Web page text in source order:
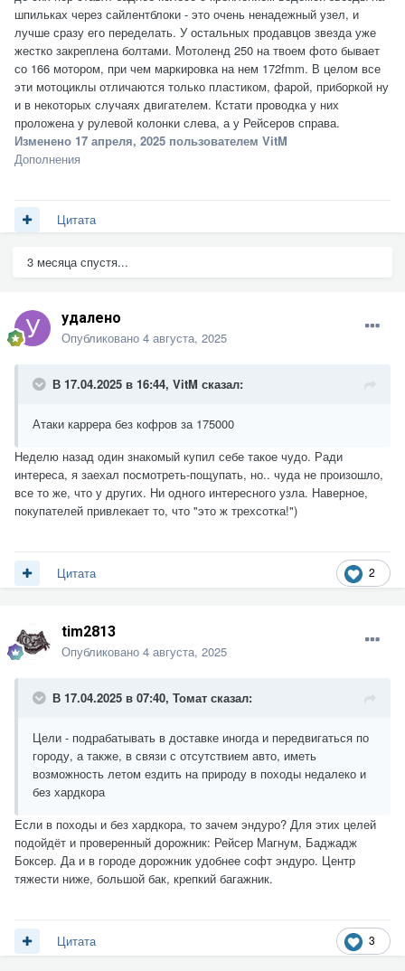
шпильках через сайлентблоки - это очень ненадежный узел, и
лучше сразу его переделать. У остальных продавцов звезда уже
жестко закреплена болтами. Мотоленд 250 на твоем фото бывает
со 166 мотором, при чем маркировка на нем 172fmm. В целом все
эти мотоциклы отличаются только пластиком, фарой, приборкой ну
и в некоторых случаях двигателем. Кстати проводка у них
проложена у рулевой колонки слева, а у Рейсеров справа.
Изменено 17 апреля, 2025 пользователем VitM
Дополнения
Цитата
3 месяца спустя...
удалено
Опубликовано 4 августа, 2025
В 17.04.2025 в 16:44, VitM сказал:
Атаки каррера без кофров за 175000
Неделю назад один знакомый купил себе такое чудо. Ради
интереса, я заехал посмотреть-пощупать, но.. чуда не произошло,
все то же, что у других. Ни одного интересного узла. Наверное,
покупателей привлекает то, что "это ж трехсотка!")
2
Цитата
tim2813
Опубликовано 4 августа, 2025
В 17.04.2025 в 07:40, Томат сказал:
Цели - подрабатывать в доставке иногда и передвигаться по
городу, а также, в связи с отсутствием авто, иметь
возможность летом ездить на природу в походы недалеко и
без хардкора
Если в походы и без хардкора, то зачем эндуро? Для этих целей
подойдёт и проверенный дорожник: Рейсер Магнум, Баджадж
Боксер. Да и в городе дорожник удобнее софт эндуро. Центр
тяжести ниже, большой бак, крепкий багажник.
3
Цитата